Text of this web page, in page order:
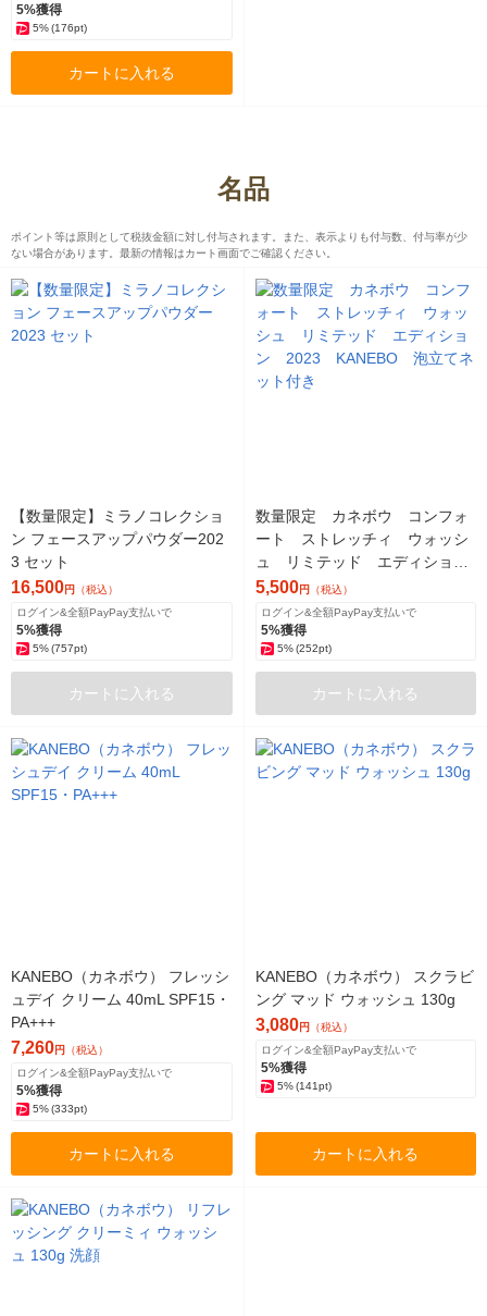
5%獲得
5%(176pt)
カートに入れる
名品
ポイント等は原則として税抜金額に対し付与されます。また、表示よりも付与数、付与率が少
ない場合があります。最新の情報はカート画面でご確認ください。
【数量限定】ミラノコレクショ
ン フェースアップパウダー202
3 セット
16,500円 （税込）
ログイン&全額PayPay支払いで
5%獲得
5%(757pt)
カートに入れる
数量限定 カネボウ コンフォ
ート ストレッチィ ウォッシ
ュ リミテッド エディショ
ン 2023 KANEBO 泡立てネ
ット付き
5,500円 （税込）
ログイン&全額PayPay支払いで
5%獲得
5% (252pt)
カートに入れる
KANEBO（カネボウ） フレッシ
ュデイ クリーム 40mL SPF15・
PA+++
7,260円 （税込）
ログイン&全額PayPay支払いで
5%獲得
5%(333pt)
カートに入れる
KANEBO（カネボウ） スクラビ
ング マッド ウォッシュ 130g
3,080円 （税込）
ログイン&全額PayPay支払いで
5%獲得
5% (141pt)
カートに入れる